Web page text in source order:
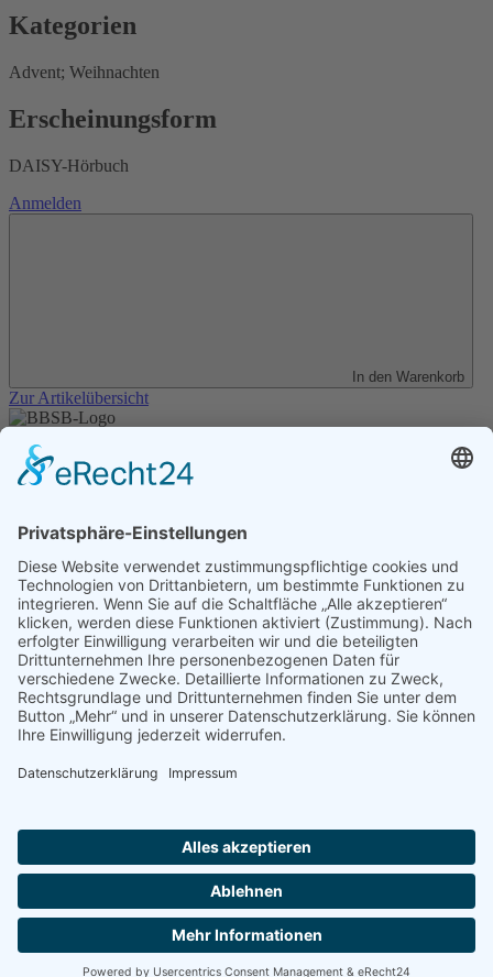
Kategorien
Advent; Weihnachten
Erscheinungsform
DAISY-Hörbuch
Anmelden
In den Warenkorb
Zur Artikelübersicht
Unser Angebot
Shop
Datenschutz
Kontakt
Transparenzerklärung
BBSB-Inform: täglich aktualisierte Infos
für sehbehinderte und blinde Menschen
Anmeldung Newsletter BBSB-Inform
Unser Newsletter für Unterstützer